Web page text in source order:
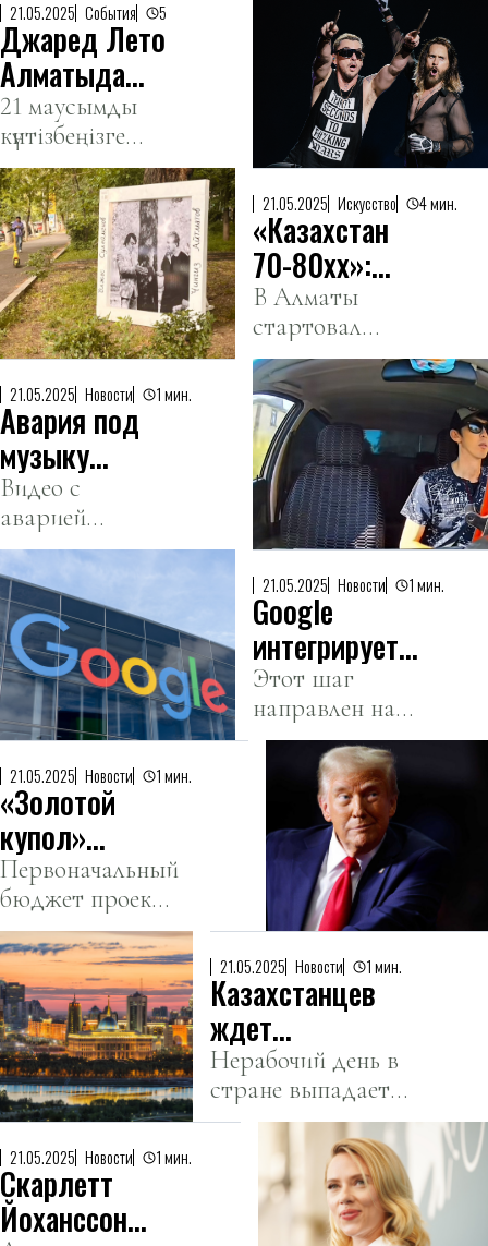
21.05.2025 События 5
Джаред Лето
Алматыда
өтетін Thirty
Seconds to
Mars
тобының
алдағы
концерті
туралы
айтты
21 маусымды
күнтізбеңізге
белгілеп
қойыңыз!
21.05.2025 Искусство 4 мин.
«Казахстан
70-80хх»:
арт-проект
преобразил
улицы
Алматы
В Алматы
стартовал
масштабный
арт-проект под
открытым
небом.
21.05.2025 Новости 1 мин.
Авария под
музыку
AC/DC:
таксист из
Атырау стал
мировой
звездой
Видео с
аварией
набрало 200
миллионов
просмотров.
21.05.2025 Новости 1 мин.
Google
интегрирует
ИИ-чат-бот в
поисковую
систему
Этот шаг
направлен на
удержание
лидерства
Google в
онлайн-поиске.
21.05.2025 Новости 1 мин.
«Золотой
купол»
обойдется
США в
полтриллиона
долларов
Первоначальный
бюджет проекта
составляет 25
миллиардов
долларов.
21.05.2025 Новости 1 мин.
Казахстанцев
ждет
дополнительный
выходной в
июне
Нерабочий день в
стране выпадает
на первую пятницу
месяца.
21.05.2025 Новости 1 мин.
Скарлетт
Йоханссон